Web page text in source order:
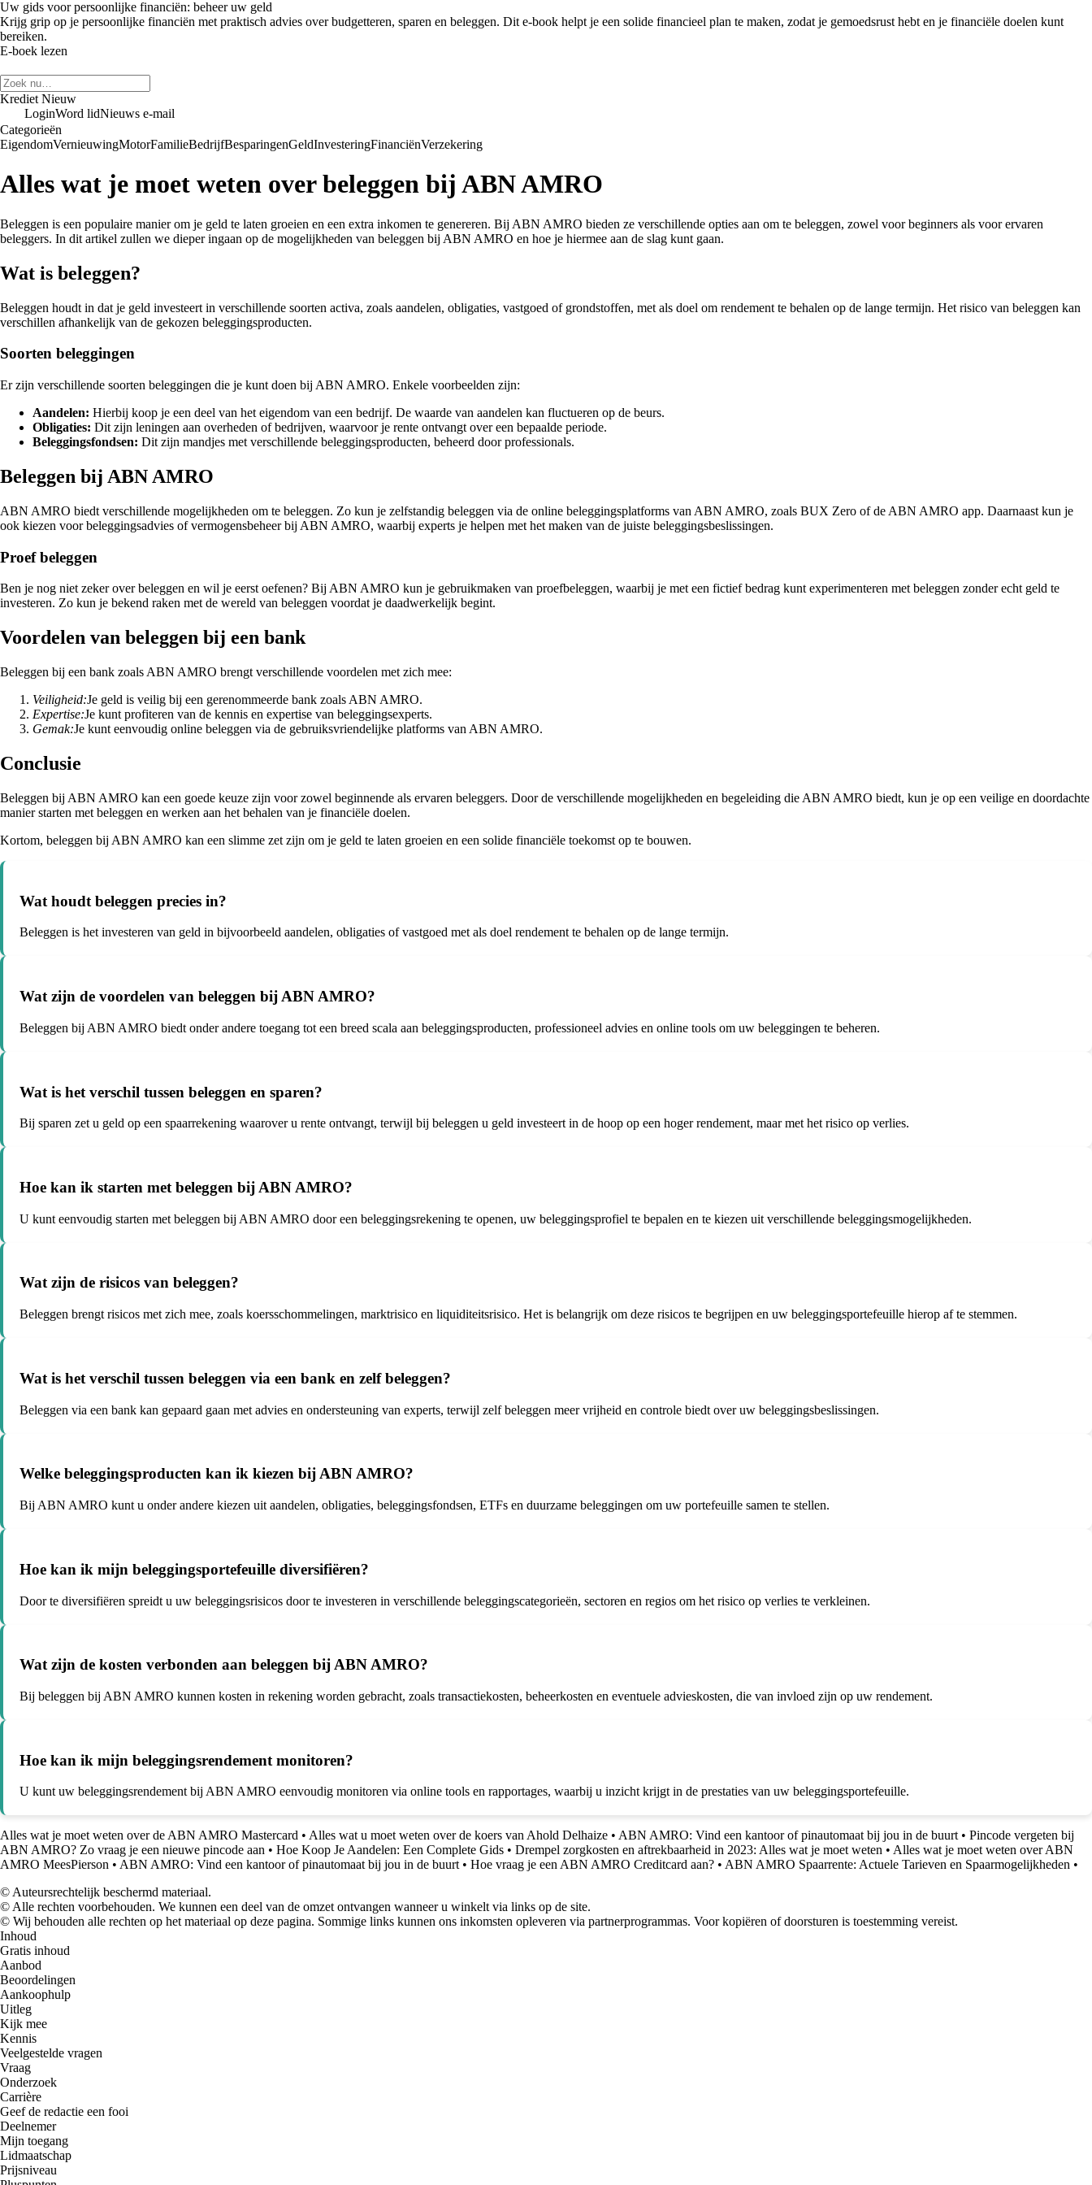
Uw gids voor persoonlijke financiën: beheer uw geld
Krijg grip op je persoonlijke financiën met praktisch advies over budgetteren, sparen en beleggen. Dit e-book helpt je een solide financieel plan te maken, zodat je gemoedsrust hebt en je financiële doelen kunt
bereiken.
E-boek lezen
Krediet Nieuw
LoginWord lidNieuws e-mail
Categorieën
EigendomVernieuwingMotorFamilieBedrijfBesparingenGeldInvesteringFinanciënVerzekering
Alles wat je moet weten over beleggen bij ABN AMRO
Beleggen is een populaire manier om je geld te laten groeien en een extra inkomen te genereren. Bij ABN AMRO bieden ze verschillende opties aan om te beleggen, zowel voor beginners als voor ervaren
beleggers. In dit artikel zullen we dieper ingaan op de mogelijkheden van beleggen bij ABN AMRO en hoe je hiermee aan de slag kunt gaan.
Wat is beleggen?
Beleggen houdt in dat je geld investeert in verschillende soorten activa, zoals aandelen, obligaties, vastgoed of grondstoffen, met als doel om rendement te behalen op de lange termijn. Het risico van beleggen kan
verschillen afhankelijk van de gekozen beleggingsproducten.
Soorten beleggingen
Er zijn verschillende soorten beleggingen die je kunt doen bij ABN AMRO. Enkele voorbeelden zijn:
Aandelen: Hierbij koop je een deel van het eigendom van een bedrijf. De waarde van aandelen kan fluctueren op de beurs.
Obligaties: Dit zijn leningen aan overheden of bedrijven, waarvoor je rente ontvangt over een bepaalde periode.
Beleggingsfondsen: Dit zijn mandjes met verschillende beleggingsproducten, beheerd door professionals.
Beleggen bij ABN AMRO
ABN AMRO biedt verschillende mogelijkheden om te beleggen. Zo kun je zelfstandig beleggen via de online beleggingsplatforms van ABN AMRO, zoals BUX Zero of de ABN AMRO app. Daarnaast kun je
ook kiezen voor beleggingsadvies of vermogensbeheer bij ABN AMRO, waarbij experts je helpen met het maken van de juiste beleggingsbeslissingen.
Proef beleggen
Ben je nog niet zeker over beleggen en wil je eerst oefenen? Bij ABN AMRO kun je gebruikmaken van proefbeleggen, waarbij je met een fictief bedrag kunt experimenteren met beleggen zonder echt geld te
investeren. Zo kun je bekend raken met de wereld van beleggen voordat je daadwerkelijk begint.
Voordelen van beleggen bij een bank
Beleggen bij een bank zoals ABN AMRO brengt verschillende voordelen met zich mee:
Veiligheid:Je geld is veilig bij een gerenommeerde bank zoals ABN AMRO.
Expertise:Je kunt profiteren van de kennis en expertise van beleggingsexperts.
Gemak:Je kunt eenvoudig online beleggen via de gebruiksvriendelijke platforms van ABN AMRO.
Conclusie
Beleggen bij ABN AMRO kan een goede keuze zijn voor zowel beginnende als ervaren beleggers. Door de verschillende mogelijkheden en begeleiding die ABN AMRO biedt, kun je op een veilige en doordachte
manier starten met beleggen en werken aan het behalen van je financiële doelen.
Kortom, beleggen bij ABN AMRO kan een slimme zet zijn om je geld te laten groeien en een solide financiële toekomst op te bouwen.
Wat houdt beleggen precies in?
Beleggen is het investeren van geld in bijvoorbeeld aandelen, obligaties of vastgoed met als doel rendement te behalen op de lange termijn.
Wat zijn de voordelen van beleggen bij ABN AMRO?
Beleggen bij ABN AMRO biedt onder andere toegang tot een breed scala aan beleggingsproducten, professioneel advies en online tools om uw beleggingen te beheren.
Wat is het verschil tussen beleggen en sparen?
Bij sparen zet u geld op een spaarrekening waarover u rente ontvangt, terwijl bij beleggen u geld investeert in de hoop op een hoger rendement, maar met het risico op verlies.
Hoe kan ik starten met beleggen bij ABN AMRO?
U kunt eenvoudig starten met beleggen bij ABN AMRO door een beleggingsrekening te openen, uw beleggingsprofiel te bepalen en te kiezen uit verschillende beleggingsmogelijkheden.
Wat zijn de risicos van beleggen?
Beleggen brengt risicos met zich mee, zoals koersschommelingen, marktrisico en liquiditeitsrisico. Het is belangrijk om deze risicos te begrijpen en uw beleggingsportefeuille hierop af te stemmen.
Wat is het verschil tussen beleggen via een bank en zelf beleggen?
Beleggen via een bank kan gepaard gaan met advies en ondersteuning van experts, terwijl zelf beleggen meer vrijheid en controle biedt over uw beleggingsbeslissingen.
Welke beleggingsproducten kan ik kiezen bij ABN AMRO?
Bij ABN AMRO kunt u onder andere kiezen uit aandelen, obligaties, beleggingsfondsen, ETFs en duurzame beleggingen om uw portefeuille samen te stellen.
Hoe kan ik mijn beleggingsportefeuille diversifiëren?
Door te diversifiëren spreidt u uw beleggingsrisicos door te investeren in verschillende beleggingscategorieën, sectoren en regios om het risico op verlies te verkleinen.
Wat zijn de kosten verbonden aan beleggen bij ABN AMRO?
Bij beleggen bij ABN AMRO kunnen kosten in rekening worden gebracht, zoals transactiekosten, beheerkosten en eventuele advieskosten, die van invloed zijn op uw rendement.
Hoe kan ik mijn beleggingsrendement monitoren?
U kunt uw beleggingsrendement bij ABN AMRO eenvoudig monitoren via online tools en rapportages, waarbij u inzicht krijgt in de prestaties van uw beleggingsportefeuille.
Alles wat je moet weten over de ABN AMRO Mastercard • Alles wat u moet weten over de koers van Ahold Delhaize • ABN AMRO: Vind een kantoor of pinautomaat bij jou in de buurt • Pincode vergeten bij
ABN AMRO? Zo vraag je een nieuwe pincode aan • Hoe Koop Je Aandelen: Een Complete Gids • Drempel zorgkosten en aftrekbaarheid in 2023: Alles wat je moet weten • Alles wat je moet weten over ABN
AMRO MeesPierson • ABN AMRO: Vind een kantoor of pinautomaat bij jou in de buurt • Hoe vraag je een ABN AMRO Creditcard aan? • ABN AMRO Spaarrente: Actuele Tarieven en Spaarmogelijkheden •
© Auteursrechtelijk beschermd materiaal.
© Alle rechten voorbehouden. We kunnen een deel van de omzet ontvangen wanneer u winkelt via links op de site.
© Wij behouden alle rechten op het materiaal op deze pagina. Sommige links kunnen ons inkomsten opleveren via partnerprogrammas. Voor kopiëren of doorsturen is toestemming vereist.
Inhoud
Gratis inhoud
Aanbod
Beoordelingen
Aankoophulp
Uitleg
Kijk mee
Kennis
Veelgestelde vragen
Vraag
Onderzoek
Carrière
Geef de redactie een fooi
Deelnemer
Mijn toegang
Lidmaatschap
Prijsniveau